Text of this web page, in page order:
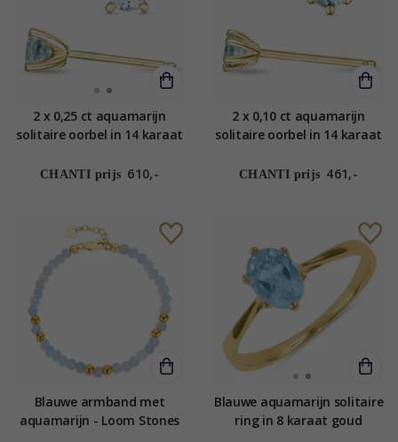
2 x 0,25 ct aquamarijn
solitaire oorbel in 14 karaat
CHANTI prijs 610,-
2 x 0,10 ct aquamarijn
solitaire oorbel in 14 karaat
CHANTI prijs 461,-
Blauwe armband met
aquamarijn - Loom Stones
Blauwe aquamarijn solitaire
ring in 8 karaat goud